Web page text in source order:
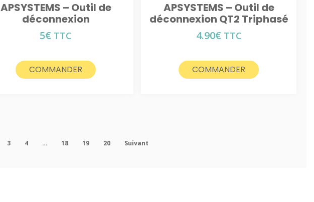
APSYSTEMS – Outil de
déconnexion
5€ TTC
COMMANDER
APSYSTEMS – Outil de
déconnexion QT2 Triphasé
4.90€ TTC
COMMANDER
3 4 … 18 19 20 Suivant